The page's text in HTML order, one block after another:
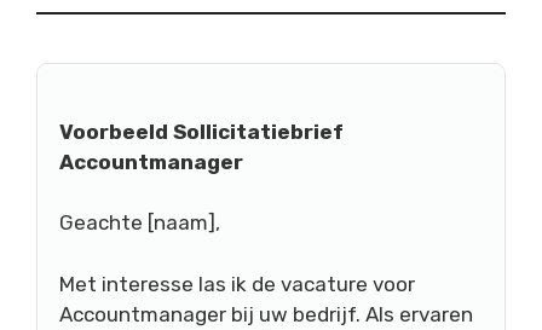
Voorbeeld Sollicitatiebrief
Accountmanager
Geachte [naam],
Met interesse las ik de vacature voor
Accountmanager bij uw bedrijf. Als ervaren